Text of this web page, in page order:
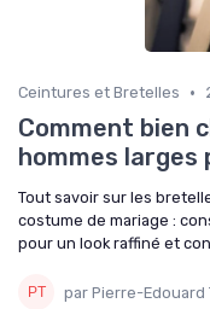
Ceintures et Bretelles •
Comment bien
hommes larges
Tout savoir sur les
costume de mariage :
pour un look raffiné et
par Pierre-Edouard